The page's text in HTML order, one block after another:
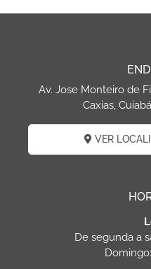
Av. Jose Monteiro de
Caxias,
VER
De segunda a